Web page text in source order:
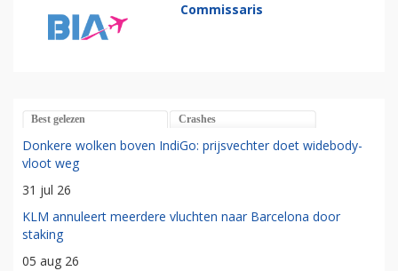
Commissaris
Best gelezen Crashes
Donkere wolken boven IndiGo: prijsvechter doet widebody-
vloot weg
31 jul 26
KLM annuleert meerdere vluchten naar Barcelona door
staking
05 aug 26